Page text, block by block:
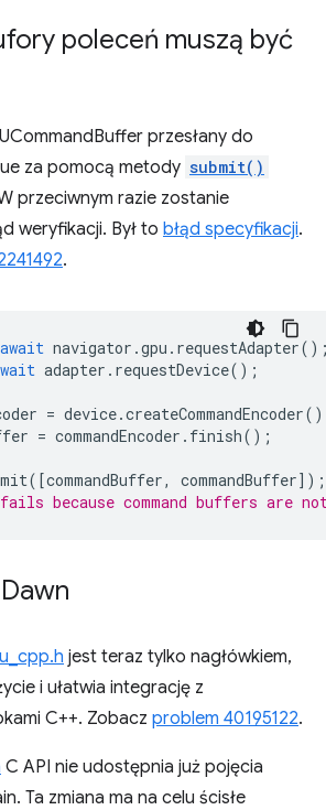
poleceń muszą być
przesłany do
za pomocą metody submit()
przeciwnym razie zostanie
weryfikacji. Był to błąd specyfikacji.
.
await navigator .gpu . requestAdapter
adapter . requestDevice();
= device.createCommandEncoder
= commandEncoder . finish();
([commandBuffer, commandBuffer]);
because command buffers are
jest teraz tylko nagłówkiem,
i ułatwia integrację z
C++. Zobacz problem 40195122.
C API nie udostępnia już pojęcia
Ta zmiana ma na celu ścisłe